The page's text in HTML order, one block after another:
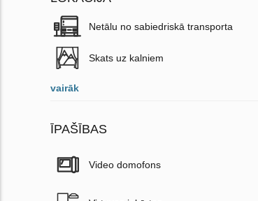
Netālu no sabiedriskā transporta
Skats uz kalniem
vairāk
ĪPAŠĪBAS
Video domofons